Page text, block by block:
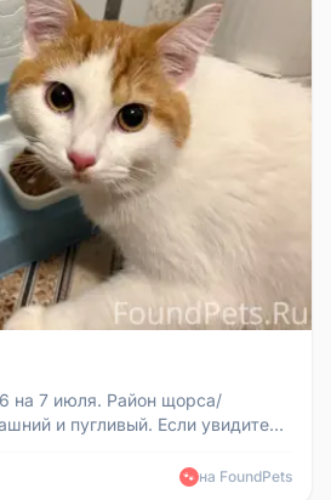
на 7 июля. Район щорса/
и пугливый. Если увидите
🐾 на FoundPets